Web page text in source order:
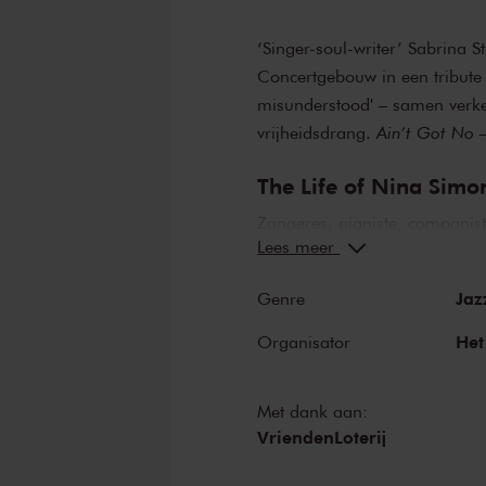
‘Singer-soul-writer’ Sabrina
Concertgebouw in een
misunderstood' – samen
vrijheidsdrang.Ain’t Got No
The Life of Nina
was het allemaal. En ze
en werk. In
The Life of Nina
geheime parels.
Feeling Good
De van oorsprong
Lees meer
Genre
Organisator
Met dank aan:
VriendenLoterij